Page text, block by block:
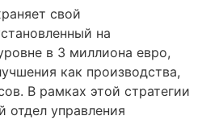
свой
на
в 3 миллиона евро,
как производства,
В рамках этой стратегии
отдел управления